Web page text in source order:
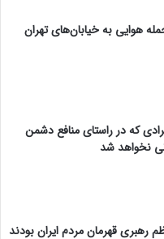
که در راستای منافع دشمن
نخواهد شد
رهبری قهرمان مردم ایران بودند